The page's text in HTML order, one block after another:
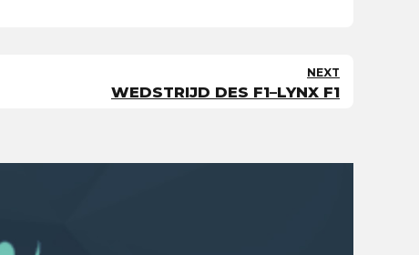
NEXT
WEDSTRIJD DES F1–LYNX F1